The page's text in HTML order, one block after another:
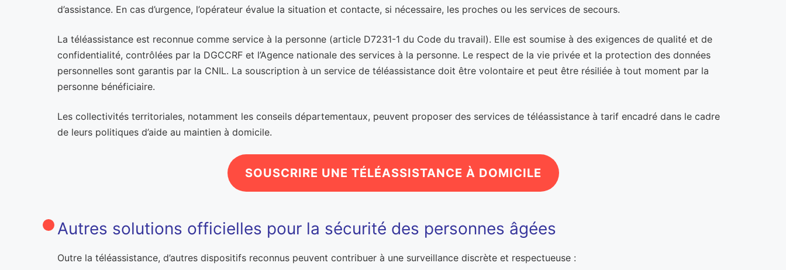
d’assistance. En cas d’urgence, l’opérateur évalue la situation et contacte, si nécessaire, les proches ou les services de secours.
La téléassistance est reconnue comme service à la personne (article D7231-1 du Code du travail). Elle est soumise à des exigences de qualité et de
confidentialité, contrôlées par la DGCCRF et l’Agence nationale des services à la personne. Le respect de la vie privée et la protection des données
personnelles sont garantis par la CNIL. La souscription à un service de téléassistance doit être volontaire et peut être résiliée à tout moment par la
personne bénéficiaire.
Les collectivités territoriales, notamment les conseils départementaux, peuvent proposer des services de téléassistance à tarif encadré dans le cadre
de leurs politiques d’aide au maintien à domicile.
SOUSCRIRE UNE TÉLÉASSISTANCE À DOMICILE
Autres solutions officielles pour la sécurité des personnes âgées
Outre la téléassistance, d’autres dispositifs reconnus peuvent contribuer à une surveillance discrète et respectueuse :